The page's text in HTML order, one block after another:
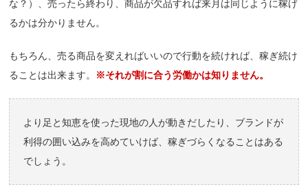
な？）、売ったら終わり、商品が欠品すれば来月は同じように稼げ
るかは分かりません。
もちろん、売る商品を変えればいいので行動を続ければ、稼ぎ続け
ることは出来ます。 ※それが割に合う労働かは知りません。
より足と知恵を使った現地の人が動きだしたり、ブランドが
利得の囲い込みを高めていけば、稼ぎづらくなることはある
でしょう。